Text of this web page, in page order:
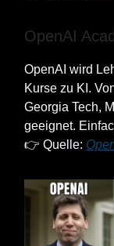
OpenAI
OpenAI wird
Kurse zu KI.
Georgia Tech,
geeignet.
👉 Quelle: